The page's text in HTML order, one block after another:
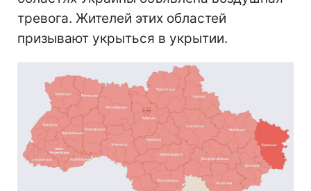
тревога. Жителей этих областей
призывают укрыться в укрытии.